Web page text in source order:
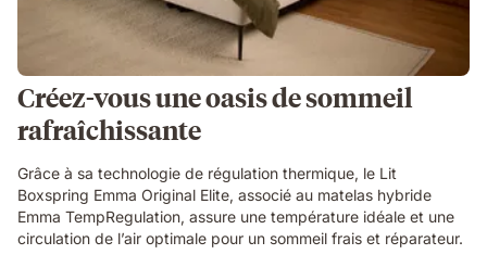
Créez-vous une oasis de sommeil
rafraîchissante
Grâce à sa technologie de régulation thermique, le Lit
Boxspring Emma Original Elite, associé au matelas hybride
Emma TempRegulation, assure une température idéale et une
circulation de l’air optimale pour un sommeil frais et réparateur.